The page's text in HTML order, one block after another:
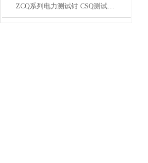
ZCQ系列电力测试钳 CSQ测试钳系列